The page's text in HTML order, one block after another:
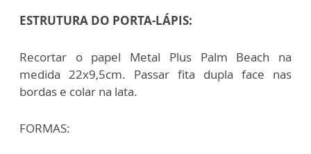
ESTRUTURA DO PORTA-LÁPIS:
Recortar o papel Metal Plus Palm Beach na
medida 22x9,5cm. Passar fita dupla face nas
bordas e colar na lata.
FORMAS: